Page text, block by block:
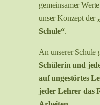
gemeinsamer
unser Konzept der
Schule“.
An unserer Schule
Schülerin und
auf ungestörtes
jeder Lehrer das